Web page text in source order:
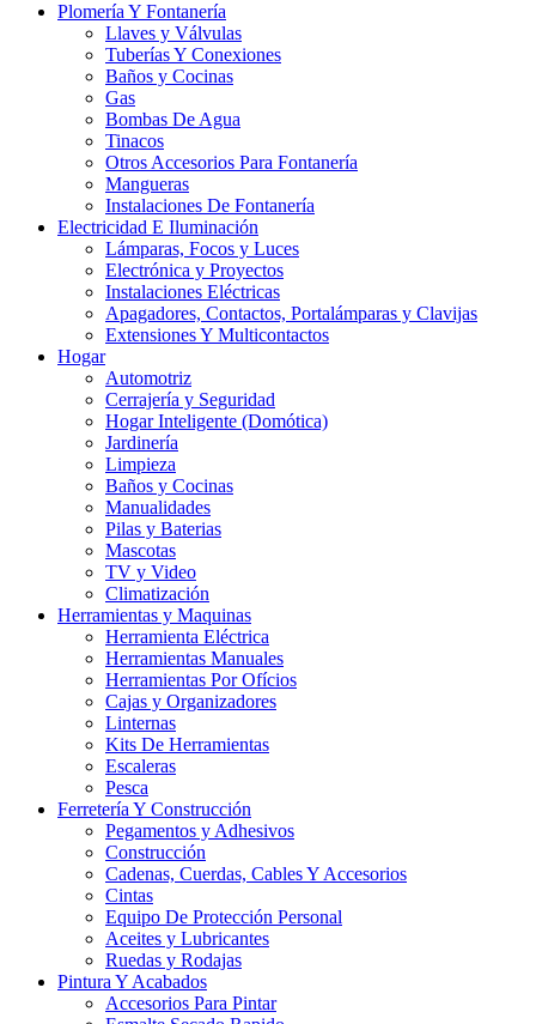
Plomería Y Fontanería
Llaves y Válvulas
Tuberías Y Conexiones
Baños y Cocinas
Gas
Bombas De Agua
Tinacos
Otros Accesorios Para Fontanería
Mangueras
Instalaciones De Fontanería
Electricidad E Iluminación
Lámparas, Focos y Luces
Electrónica y Proyectos
Instalaciones Eléctricas
Apagadores, Contactos, Portalámparas y Clavijas
Extensiones Y Multicontactos
Hogar
Automotriz
Cerrajería y Seguridad
Hogar Inteligente (Domótica)
Jardinería
Limpieza
Baños y Cocinas
Manualidades
Pilas y Baterias
Mascotas
TV y Video
Climatización
Herramientas y Maquinas
Herramienta Eléctrica
Herramientas Manuales
Herramientas Por Ofícios
Cajas y Organizadores
Linternas
Kits De Herramientas
Escaleras
Pesca
Ferretería Y Construcción
Pegamentos y Adhesivos
Construcción
Cadenas, Cuerdas, Cables Y Accesorios
Cintas
Equipo De Protección Personal
Aceites y Lubricantes
Ruedas y Rodajas
Pintura Y Acabados
Accesorios Para Pintar